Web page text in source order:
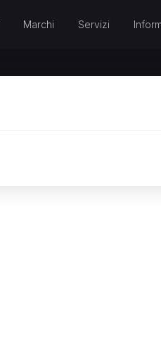
Marchi Servizi